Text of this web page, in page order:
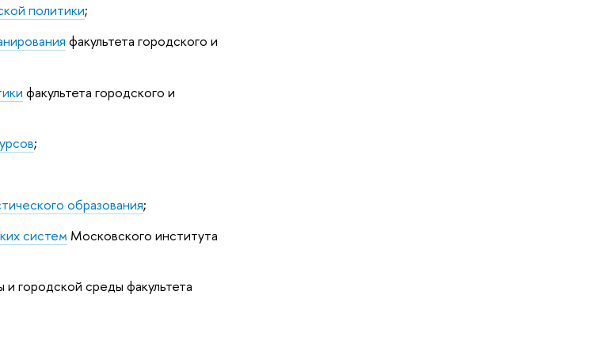
политики;
факультета городского и
факультета городского и
;
образования;
систем Московского института
городской среды факультета